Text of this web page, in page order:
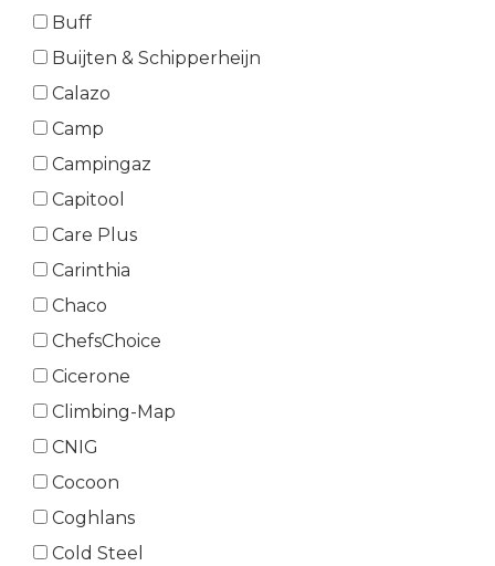
Buff
Buijten & Schipperheijn
Calazo
Camp
Campingaz
Capitool
Care Plus
Carinthia
Chaco
ChefsChoice
Cicerone
Climbing-Map
CNIG
Cocoon
Coghlans
Cold Steel